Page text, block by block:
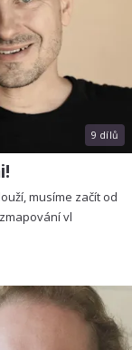
9 dílů
musíme začít od
vl